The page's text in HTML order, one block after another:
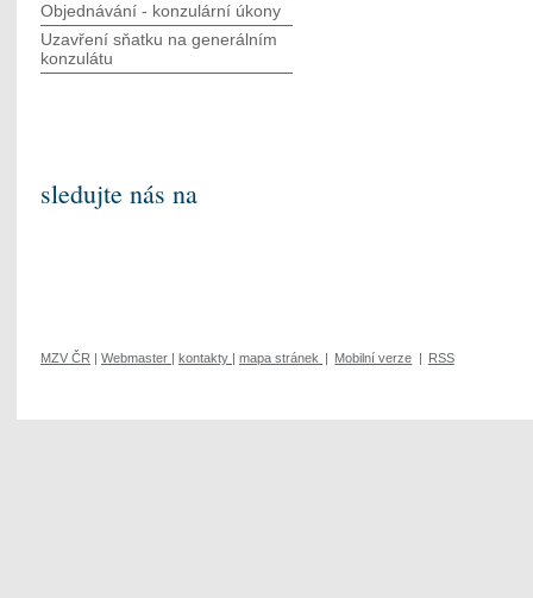
Objednávání - konzulární úkony
Uzavření sňatku na generálním
konzulátu
sledujte nás na
MZV ČR | Webmaster | kontakty | mapa stránek | Mobilní verze | RSS